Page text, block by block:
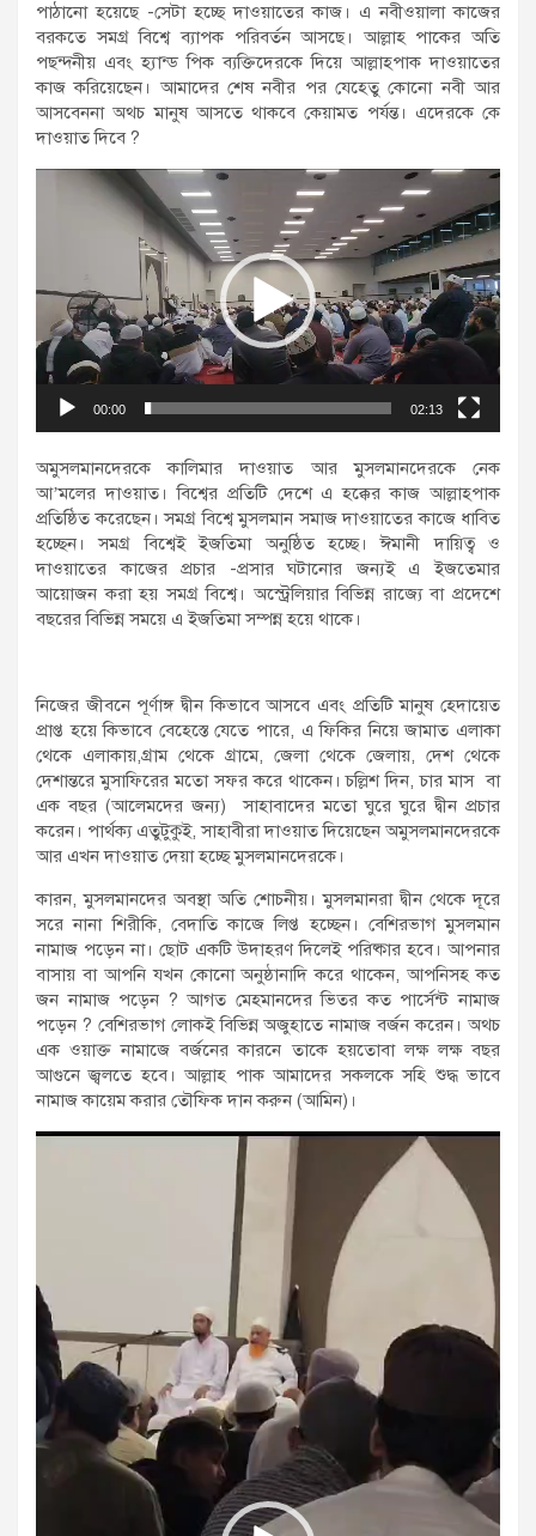
পাঠানো হয়েছে -সেটা হচ্ছে দাওয়াতের কাজ। এ নবীওয়ালা কাজের
বরকতে সমগ্র বিশ্বে ব্যাপক পরিবর্তন আসছে। আল্লাহ পাকের অতি
পছন্দনীয় এবং হ্যান্ড পিক ব্যক্তিদেরকে দিয়ে আল্লাহ্পাক দাওয়াতের
কাজ করিয়েছেন। আমাদের শেষ নবীর পর যেহেতু কোনো নবী আর
আসবেননা অথচ মানুষ আসতে থাকবে কেয়ামত পর্যন্ত। এদেরকে কে
দাওয়াত দিবে ?
00:00 02:13
অমুসলমানদেরকে কালিমার দাওয়াত আর মুসলমানদেরকে নেক
আ’মলের দাওয়াত। বিশ্বের প্রতিটি দেশে এ হক্কের কাজ আল্লাহ্পাক
প্রতিষ্ঠিত করেছেন। সমগ্র বিশ্বে মুসলমান সমাজ দাওয়াতের কাজে ধাবিত
হচ্ছেন। সমগ্র বিশ্বেই ইজতিমা অনুষ্ঠিত হচ্ছে। ঈমানী দায়িত্ব ও
দাওয়াতের কাজের প্রচার -প্রসার ঘটানোর জন্যই এ ইজতেমার
আয়োজন করা হয় সমগ্র বিশ্বে। অস্ট্রেলিয়ার বিভিন্ন রাজ্যে বা প্রদেশে
বছরের বিভিন্ন সময়ে এ ইজতিমা সম্পন্ন হয়ে থাকে।
নিজের জীবনে পূর্ণাঙ্গ দ্বীন কিভাবে আসবে এবং প্রতিটি মানুষ হেদায়েত
প্রাপ্ত হয়ে কিভাবে বেহেস্তে যেতে পারে, এ ফিকির নিয়ে জামাত এলাকা
থেকে এলাকায়,গ্রাম থেকে গ্রামে, জেলা থেকে জেলায়, দেশ থেকে
দেশান্তরে মুসাফিরের মতো সফর করে থাকেন। চল্লিশ দিন, চার মাস বা
এক বছর (আলেমদের জন্য) সাহাবাদের মতো ঘুরে ঘুরে দ্বীন প্রচার
করেন। পার্থক্য এতুটুকুই, সাহাবীরা দাওয়াত দিয়েছেন অমুসলমানদেরকে
আর এখন দাওয়াত দেয়া হচ্ছে মুসলমানদেরকে।
কারন, মুসলমানদের অবস্থা অতি শোচনীয়। মুসলমানরা দ্বীন থেকে দূরে
সরে নানা শিরীকি, বেদাতি কাজে লিপ্ত হচ্ছেন। বেশিরভাগ মুসলমান
নামাজ পড়েন না। ছোট একটি উদাহরণ দিলেই পরিষ্কার হবে। আপনার
বাসায় বা আপনি যখন কোনো অনুষ্ঠানাদি করে থাকেন, আপনিসহ কত
জন নামাজ পড়েন ? আগত মেহমানদের ভিতর কত পার্সেন্ট নামাজ
পড়েন ? বেশিরভাগ লোকই বিভিন্ন অজুহাতে নামাজ বর্জন করেন। অথচ
এক ওয়াক্ত নামাজে বর্জনের কারনে তাকে হয়তোবা লক্ষ লক্ষ বছর
আগুনে জ্বলতে হবে। আল্লাহ পাক আমাদের সকলকে সহি শুদ্ধ ভাবে
নামাজ কায়েম করার তৌফিক দান করুন (আমিন)।
Video